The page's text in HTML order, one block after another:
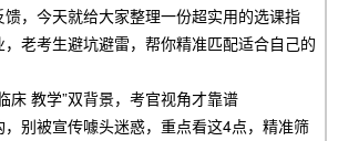
，今天就给大家整理一份超实用的选课指
老考生避坑避雷，帮你精准匹配适合自己的
床 教学”双背景，考官视角才靠谱
别被宣传噱头迷惑，重点看这4点，精准筛